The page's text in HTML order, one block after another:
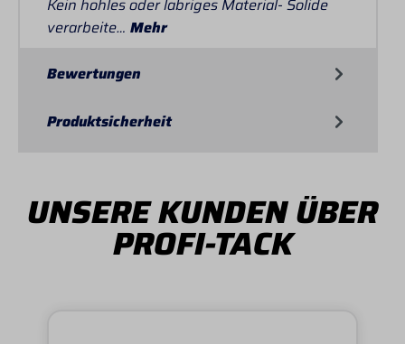
Kein hohles oder labriges Material- Solide
verarbeite… Mehr
Bewertungen
Produktsicherheit
UNSERE KUNDEN ÜBER
PROFI-TACK